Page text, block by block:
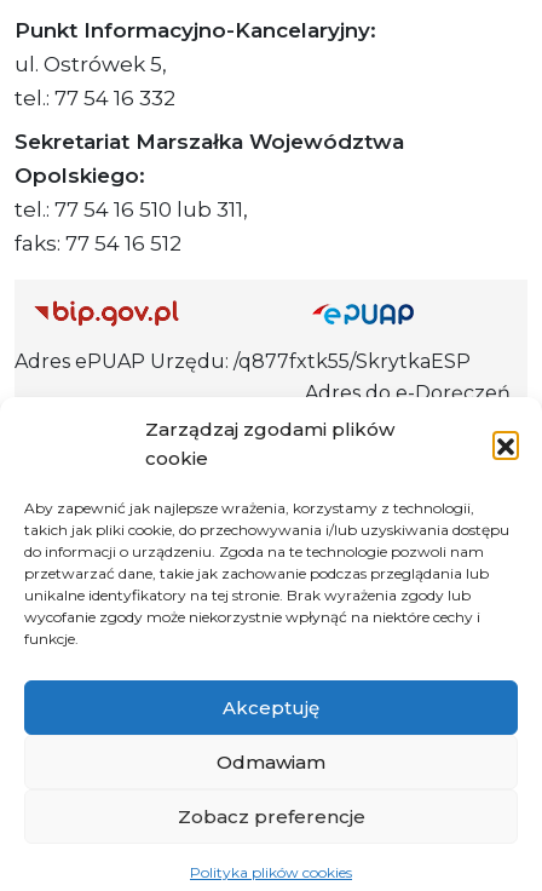
Zarządzaj zgodami plików
cookie
Aby zapewnić jak najlepsze wrażenia, korzystamy z technologii,
takich jak pliki cookie, do przechowywania i/lub uzyskiwania dostępu
do informacji o urządzeniu. Zgoda na te technologie pozwoli nam
przetwarzać dane, takie jak zachowanie podczas przeglądania lub
unikalne identyfikatory na tej stronie. Brak wyrażenia zgody lub
wycofanie zgody może niekorzystnie wpłynąć na niektóre cechy i
funkcje.
Akceptuję
Odmawiam
Zobacz preferencje
Polityka plików cookies
Punkt Informacyjno-Kancelaryjny:
ul. Ostrówek 5,
tel.: 77 54 16 332
Sekretariat Marszałka Województwa
Opolskiego:
tel.: 77 54 16 510 lub 311,
faks: 77 54 16 512
Adres ePUAP Urzędu: /q877fxtk55/SkrytkaESP
Adres do e-Doręczeń
Urzędu: AE:PL-66703-73759-IGTUV-14
Polityka prywatności
Klauzula informacyjna RODO
Deklaracja dostępności
Instrukcja obsługi BIP